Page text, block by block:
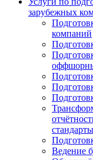
зарубежных
компаний
Ведение